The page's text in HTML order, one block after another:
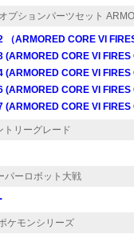
プションパーツセット
（ARMORED CORE VI
(ARMORED CORE VI
(ARMORED CORE VI
(ARMORED CORE VI
(ARMORED CORE VI
トリーグレード
パーロボット大戦
ケモンシリーズ